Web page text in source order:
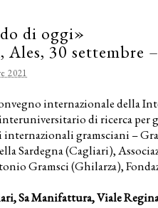
di oggi»
Ales, 30 settembre
2021
internazionale della
di ricerca per
gramsciani –
Sardegna (Cagliari),
Gramsci (Ghilarza),
Sa Manifattura, Viale